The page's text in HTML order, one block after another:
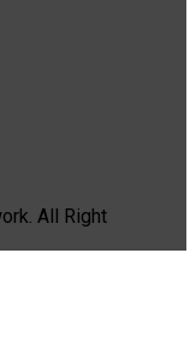
All Right